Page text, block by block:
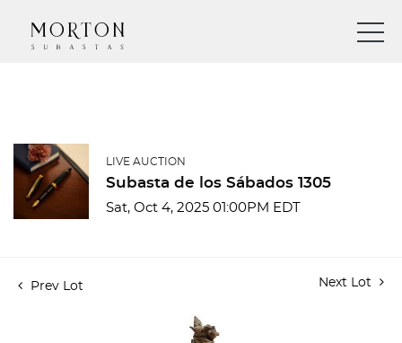
LIVE AUCTION
Subasta de los Sábados 1305
Sat, Oct 4, 2025 01:00PM EDT
Prev Lot Next Lot